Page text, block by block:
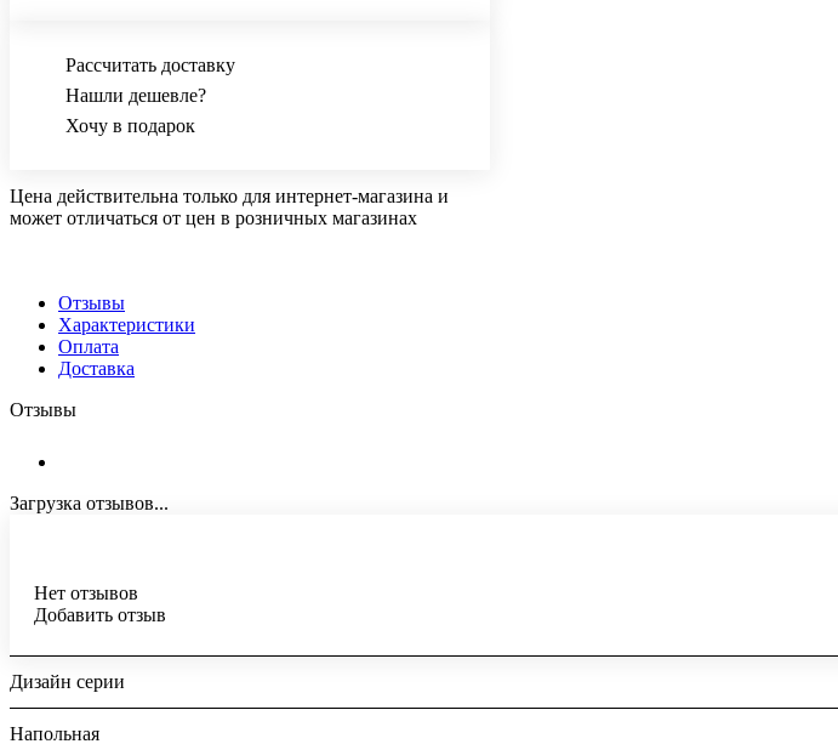
Рассчитать доставку
Нашли дешевле?
Хочу в подарок
Цена действительна только для интернет-магазина и
может отличаться от цен в розничных магазинах
Отзывы
Характеристики
Оплата
Доставка
Отзывы
Загрузка отзывов...
Нет отзывов
Добавить отзыв
Дизайн серии
Напольная